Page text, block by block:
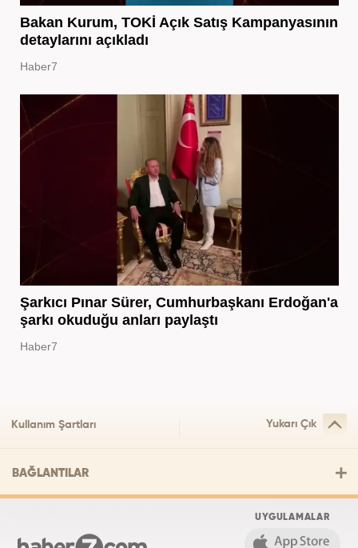
Bakan Kurum, TOKİ Açık Satış Kampanyasının
detaylarını açıkladı
Haber7
Şarkıcı Pınar Sürer, Cumhurbaşkanı Erdoğan'a
şarkı okuduğu anları paylaştı
Haber7
Kullanım Şartları Yukarı Çık
BAĞLANTILAR
UYGULAMALAR